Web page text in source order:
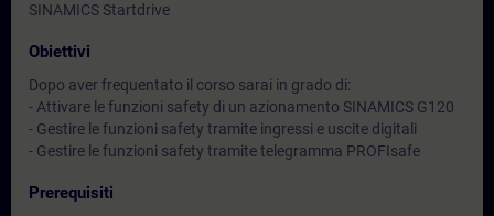
SINAMICS Startdrive
Obiettivi
Dopo aver frequentato il corso sarai in grado di:
- Attivare le funzioni safety di un azionamento SINAMICS G120
- Gestire le funzioni safety tramite ingressi e uscite digitali
- Gestire le funzioni safety tramite telegramma PROFIsafe
Prerequisiti